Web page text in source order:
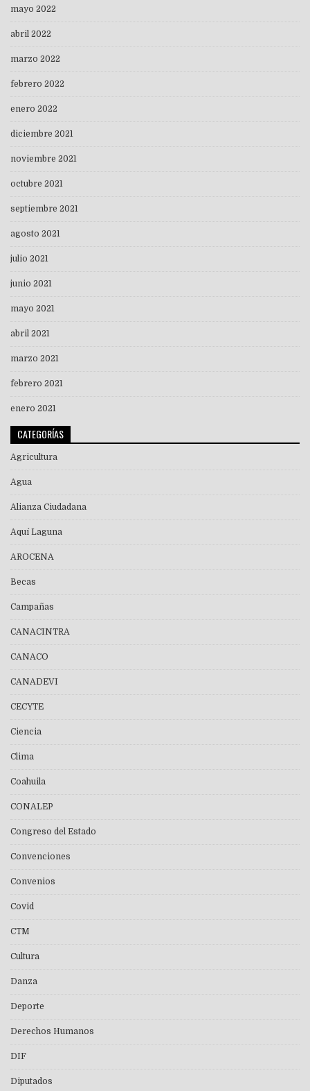
mayo 2022
abril 2022
marzo 2022
febrero 2022
enero 2022
diciembre 2021
noviembre 2021
octubre 2021
septiembre 2021
agosto 2021
julio 2021
junio 2021
mayo 2021
abril 2021
marzo 2021
febrero 2021
enero 2021
CATEGORÍAS
Agricultura
Agua
Alianza Ciudadana
Aquí Laguna
AROCENA
Becas
Campañas
CANACINTRA
CANACO
CANADEVI
CECYTE
Ciencia
Clima
Coahuila
CONALEP
Congreso del Estado
Convenciones
Convenios
Covid
CTM
Cultura
Danza
Deporte
Derechos Humanos
DIF
Diputados